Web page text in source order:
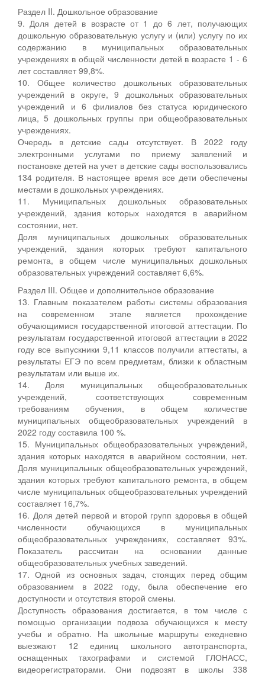
Раздел II. Дошкольное образование
9. Доля детей в возрасте от 1 до 6 лет, получающих
дошкольную образовательную услугу и (или) услугу по их
содержанию в муниципальных образовательных
учреждениях в общей численности детей в возрасте 1 - 6
лет составляет 99,8%.
10. Общее количество дошкольных образовательных
учреждений в округе, 9 дошкольных образовательных
учреждений и 6 филиалов без статуса юридического
лица, 5 дошкольных группы при общеобразовательных
учреждениях.
Очередь в детские сады отсутствует. В 2022 году
электронными услугами по приему заявлений и
постановке детей на учет в детские сады воспользовались
134 родителя. В настоящее время все дети обеспечены
местами в дошкольных учреждениях.
11. Муниципальных дошкольных образовательных
учреждений, здания которых находятся в аварийном
состоянии, нет.
Доля муниципальных дошкольных образовательных
учреждений, здания которых требуют капитального
ремонта, в общем числе муниципальных дошкольных
образовательных учреждений составляет 6,6%.
Раздел III. Общее и дополнительное образование
13. Главным показателем работы системы образования
на современном этапе является прохождение
обучающимися государственной итоговой аттестации. По
результатам государственной итоговой аттестации в 2022
году все выпускники 9,11 классов получили аттестаты, а
результаты ЕГЭ по всем предметам, близки к областным
результатам или выше их.
14. Доля муниципальных общеобразовательных
учреждений, соответствующих современным
требованиям обучения, в общем количестве
муниципальных общеобразовательных учреждений в
2022 году составила 100 %.
15. Муниципальных общеобразовательных учреждений,
здания которых находятся в аварийном состоянии, нет.
Доля муниципальных общеобразовательных учреждений,
здания которых требуют капитального ремонта, в общем
числе муниципальных общеобразовательных учреждений
составляет 16,7%.
16. Доля детей первой и второй групп здоровья в общей
численности обучающихся в муниципальных
общеобразовательных учреждениях, составляет 93%.
Показатель рассчитан на основании данные
общеобразовательных учебных заведений.
17. Одной из основных задач, стоящих перед общим
образованием в 2022 году, была обеспечение его
доступности и отсутствия второй смены.
Доступность образования достигается, в том числе с
помощью организации подвоза обучающихся к месту
учебы и обратно. На школьные маршруты ежедневно
выезжают 12 единиц школьного автотранспорта,
оснащенных тахографами и системой ГЛОНАСС,
видеорегистраторами. Они подвозят в школы 338